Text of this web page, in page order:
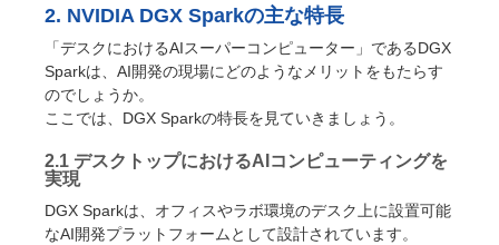
2. NVIDIA DGX Sparkの主な特長
「デスクにおけるAIスーパーコンピューター」であるDGX
Sparkは、AI開発の現場にどのようなメリットをもたらす
のでしょうか。
ここでは、DGX Sparkの特長を見ていきましょう。
2.1 デスクトップにおけるAIコンピューティングを
実現
DGX Sparkは、オフィスやラボ環境のデスク上に設置可能
なAI開発プラットフォームとして設計されています。